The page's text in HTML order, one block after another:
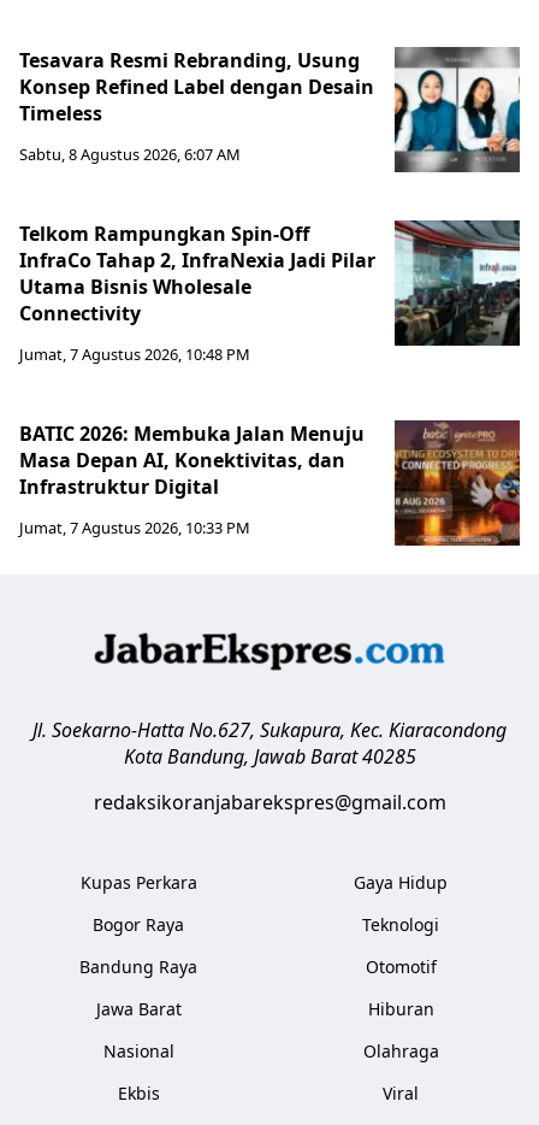
Tesavara Resmi Rebranding, Usung
Konsep Refined Label dengan Desain
Timeless
Sabtu, 8 Agustus 2026, 6:07 AM
Telkom Rampungkan Spin-Off
InfraCo Tahap 2, InfraNexia Jadi Pilar
Utama Bisnis Wholesale
Connectivity
Jumat, 7 Agustus 2026, 10:48 PM
BATIC 2026: Membuka Jalan Menuju
Masa Depan AI, Konektivitas, dan
Infrastruktur Digital
Jumat, 7 Agustus 2026, 10:33 PM
Jl. Soekarno-Hatta No.627, Sukapura, Kec. Kiaracondong
Kota Bandung, Jawab Barat 40285
redaksikoranjabarekspres@gmail.com
Kupas Perkara
Bogor Raya
Bandung Raya
Jawa Barat
Nasional
Ekbis
Gaya Hidup
Teknologi
Otomotif
Hiburan
Olahraga
Viral